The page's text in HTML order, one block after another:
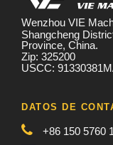
Wenzhou VIE
Shangcheng
Province, China.
Zip: 325200
USCC:
DATOS DE
+86 150 5760